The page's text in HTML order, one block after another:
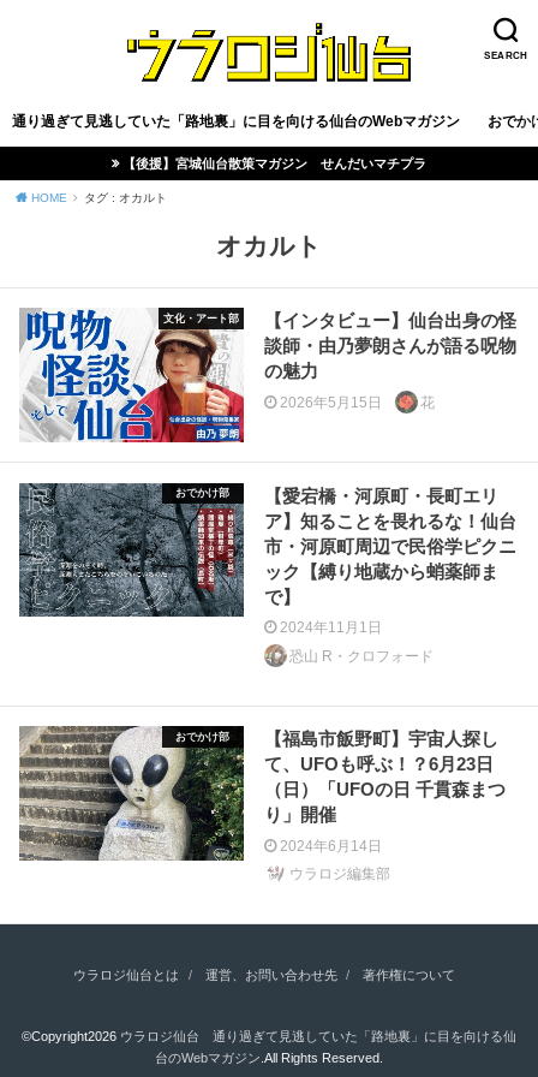
SEARCH
通り過ぎて見逃していた「路地裏」に目を向ける仙台のWebマガジン おでか
【後援】宮城仙台散策マガジン せんだいマチプラ
HOME タグ : オカルト
オカルト
文化・アート部
【インタビュー】仙台出身の怪
談師・由乃夢朗さんが語る呪物
の魅力
2026年5月15日 花
おでかけ部
【愛宕橋・河原町・長町エリ
ア】知ることを畏れるな！仙台
市・河原町周辺で民俗学ピクニ
ック【縛り地蔵から蛸薬師ま
で】
2024年11月1日
恐山 R・クロフォード
おでかけ部
【福島市飯野町】宇宙人探し
て、UFOも呼ぶ！？6月23日
（日）「UFOの日 千貫森まつ
り」開催
2024年6月14日
ウラロジ編集部
ウラロジ仙台とは 運営、お問い合わせ先 著作権について
©Copyright2026 ウラロジ仙台 通り過ぎて見逃していた「路地裏」に目を向ける仙
台のWebマガジン .All Rights Reserved.